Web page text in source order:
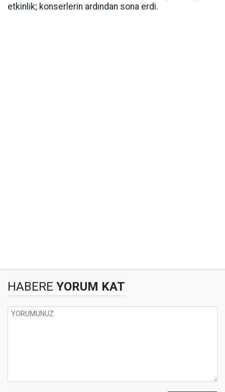
etkinlik; konserlerin ardından sona erdi.
HABERE YORUM KAT